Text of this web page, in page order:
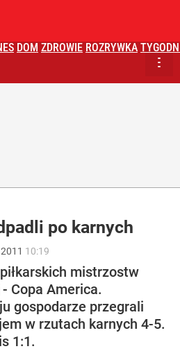
DOM ZDROWIE ROZRYWKA
po karnych
2011 10:19
mistrzostw
Copa America.
gospodarze przegrali
w rzutach karnych 4-5.
1:1.